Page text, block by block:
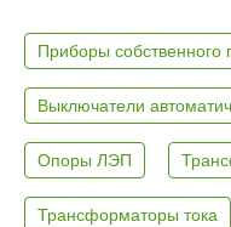
Приборы
Выключатели
Опоры ЛЭП
Трансформаторы тока